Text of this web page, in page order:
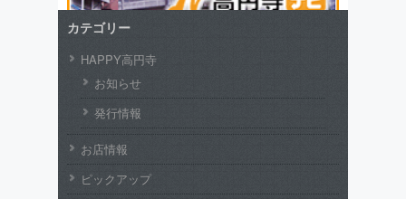
カテゴリー
HAPPY高円寺
お知らせ
発行情報
お店情報
ピックアップ